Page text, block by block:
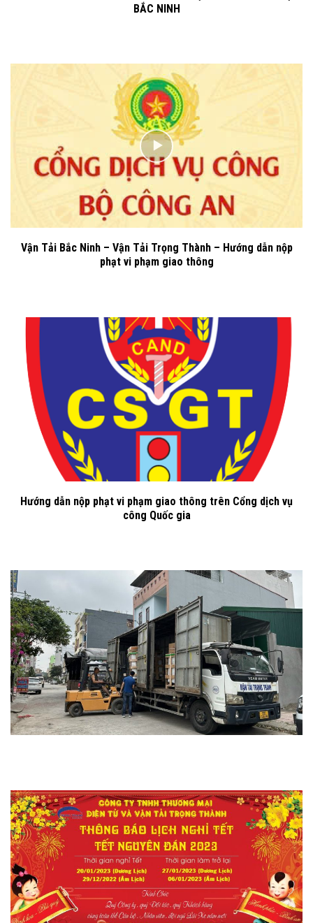
BẮC NINH
Vận Tải Bắc Ninh – Vận Tải Trọng Thành – Hướng dẫn nộp
phạt vi phạm giao thông
Hướng dẫn nộp phạt vi phạm giao thông trên Cổng dịch vụ
công Quốc gia